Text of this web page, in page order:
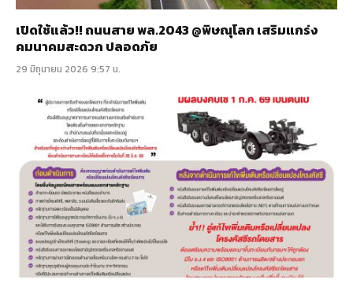
เปิดใช้แล้ว!! ถนนสาย พล.2043 @พิษณุโลก เสริมแกร่ง
คมนาคมสะดวก ปลอดภัย
29 มิถุนายน 2026 9:57 น.